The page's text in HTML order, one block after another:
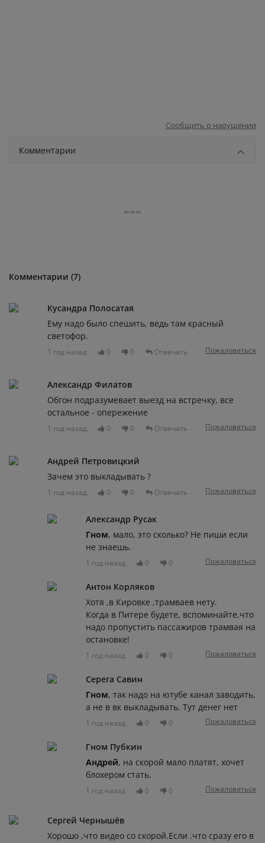
Сообщить о нарушении
Комментарии
Комментарии (7)
Кусандра Полосатая
Ему надо было спешить, ведь там красный
светофор.
1 год назад 0 0 Отвечать Пожаловаться
Александр Филатов
Обгон подразумевает выезд на встречку, все
остальное - опережение
1 год назад 0 0 Отвечать Пожаловаться
Андрей Петровицкий
Зачем это выкладывать ?
1 год назад 0 0 Отвечать Пожаловаться
Александр Русак
Гном, мало, это сколько? Не пиши если
не знаешь.
1 год назад 0 0 Пожаловаться
Антон Корляков
Хотя ,в Кировке ,трамваев нету.
Когда в Питере будете, вспоминайте,что
надо пропустить пассажиров трамвая на
остановке!
1 год назад 0 0 Пожаловаться
Серега Савин
Гном, так надо на ютубе канал заводить,
а не в вк выкладывать. Тут денег нет
1 год назад 0 0 Пожаловаться
Гном Пубкин
Андрей, на скорой мало платят, хочет
блохером стать.
1 год назад 0 0 Пожаловаться
Сергей Чернышёв
Хорошо ,что видео со скорой.Если .что сразу его в